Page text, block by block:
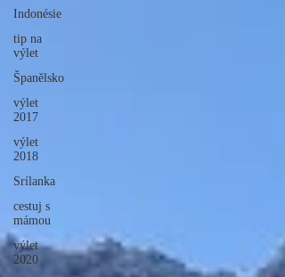
Indonésie
tip na
výlet
Španělsko
výlet
2017
výlet
2018
Srílanka
cestuj s
mámou
výlet
2020